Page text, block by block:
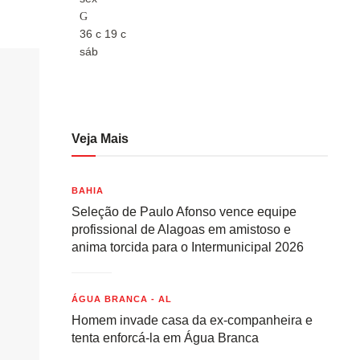
36 c 19 c
sáb
Veja Mais
BAHIA
Seleção de Paulo Afonso vence equipe
profissional de Alagoas em amistoso e
anima torcida para o Intermunicipal 2026
ÁGUA BRANCA - AL
Homem invade casa da ex-companheira e
tenta enforcá-la em Água Branca